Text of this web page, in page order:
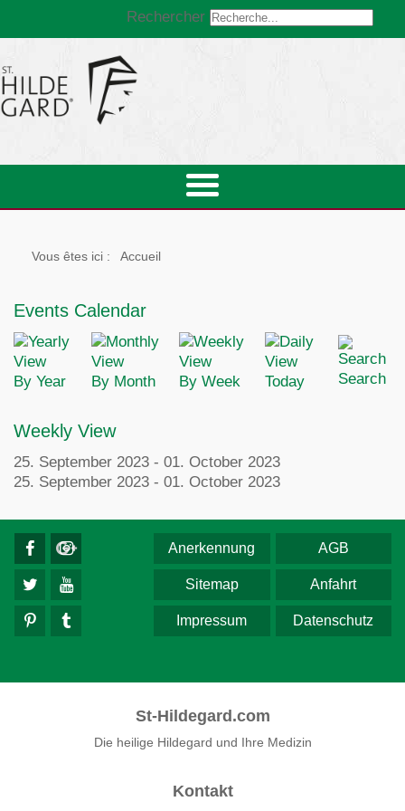
Rechercher
Vous êtes ici : Accueil
Events Calendar
By Year By Month By Week Today Search
Weekly View
25. September 2023 - 01. October 2023
25. September 2023 - 01. October 2023
AGB
Anerkennung
Anfahrt
Sitemap
Datenschutz
Impressum
St-Hildegard.com
Die heilige Hildegard und Ihre Medizin
Kontakt